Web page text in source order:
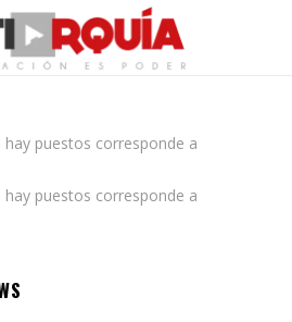
puestos corresponde a
puestos corresponde a